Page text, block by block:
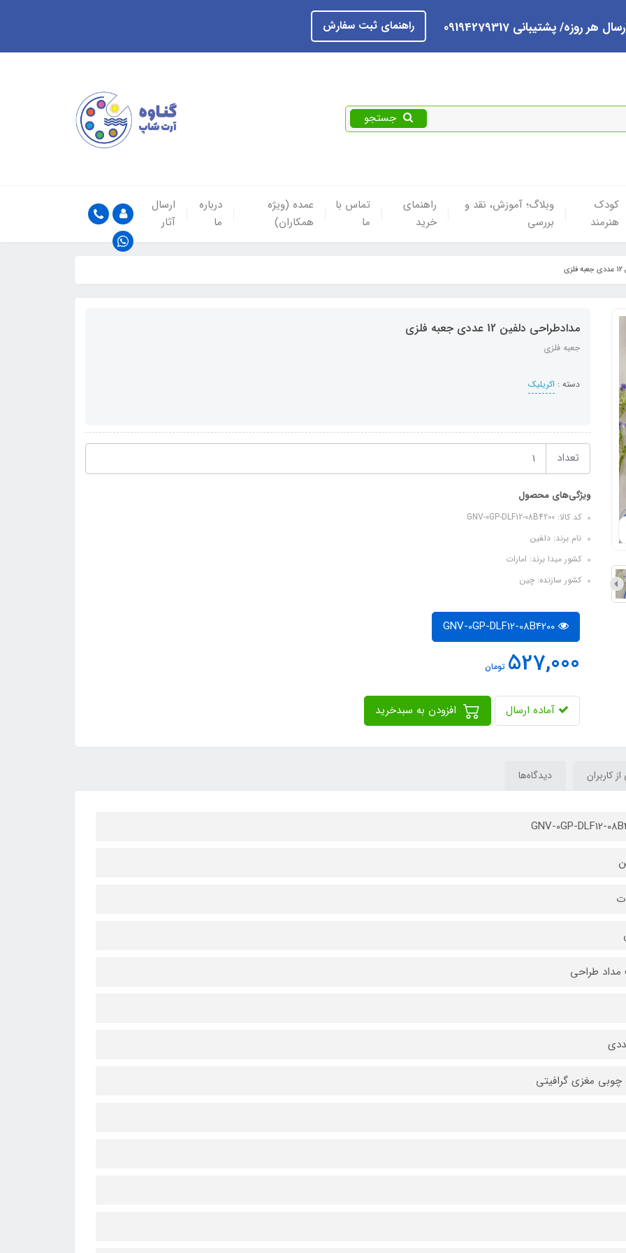
هر روزه/ پشتیبانی 09194279317 راهنمای ثبت سفارش
جستجو
کودک
هنرمند
وبلاگ؛ آموزش، نقد و
بررسی
راهنمای
خرید
تماس با
ما
عمده (ویژه
همکاران)
درباره
ما
ارسال
آثار
مدادطراحی دلفین 12 عددی جعبه فلزی
جعبه فلزی
دسته : اکریلیک
تعداد
ویژگی‌های محصول
کد کالا: GNV-0GP-DLF12-08B4200
نام برند: دلفین
کشور مبدا برند: امارات
کشور سازنده: چین
GNV-0GP-DLF12-08B4200
527,000 تومان
آماده ارسال
کاربران دیدگاه‌ها
GNV-0GP-DLF12-
طراحی
چوبی مغزی گرافیتی